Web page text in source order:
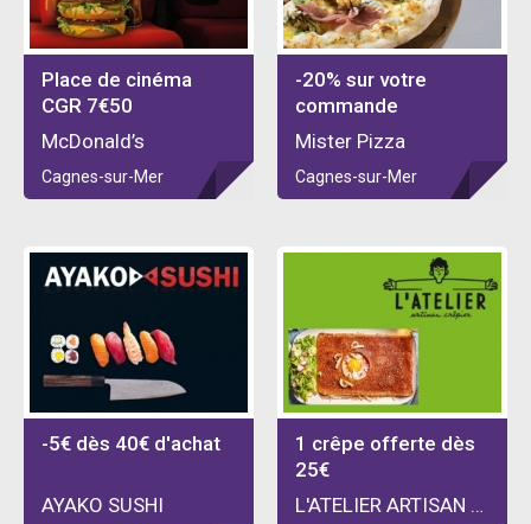
Place de cinéma
CGR 7€50
McDonald’s
Cagnes-sur-Mer
-20% sur votre
commande
Mister Pizza
Cagnes-sur-Mer
-5€ dès 40€ d'achat
AYAKO SUSHI
1 crêpe offerte dès
25€
L'ATELIER ARTISAN CREPIER